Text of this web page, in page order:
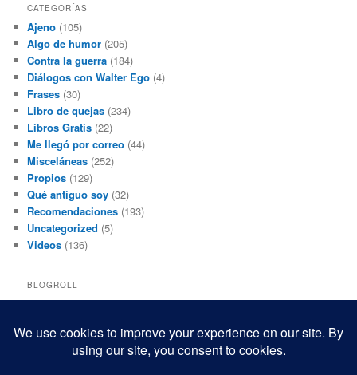
CATEGORÍAS
Ajeno (105)
Algo de humor (205)
Contra la guerra (184)
Diálogos con Walter Ego (4)
Frases (30)
Libro de quejas (234)
Libros Gratis (22)
Me llegó por correo (44)
Misceláneas (252)
Propios (129)
Qué antiguo soy (32)
Recomendaciones (193)
Uncategorized (5)
Videos (136)
BLOGROLL
Black and White Power
Mis macrofotografías
Teresita Rivas